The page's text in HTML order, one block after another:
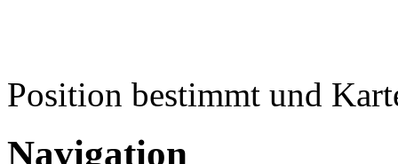
Position bestimmt und
Navigation